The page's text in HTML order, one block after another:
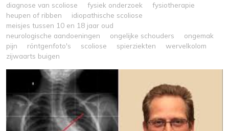
diagnose van scoliose
fysiek onderzoek
fysiotherapie
heupen of ribben
idiopathische scoliose
meisjes tussen 10 en 18 jaar oud
neurologische aandoeningen
ongelijke schouders
ongemak
pijn
röntgenfoto's scoliose spierziekten
wervelkolom
zijwaarts buigen